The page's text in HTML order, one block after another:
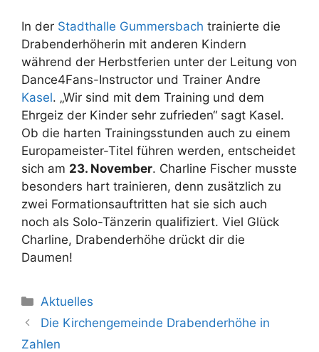
In der Stadthalle Gummersbach trainierte die
Drabenderhöherin mit anderen Kindern
während der Herbstferien unter der Leitung von
Dance4Fans-Instructor und Trainer Andre
Kasel. „Wir sind mit dem Training und dem
Ehrgeiz der Kinder sehr zufrieden“ sagt Kasel.
Ob die harten Trainingsstunden auch zu einem
Europameister-Titel führen werden, entscheidet
sich am 23. November. Charline Fischer musste
besonders hart trainieren, denn zusätzlich zu
zwei Formationsauftritten hat sie sich auch
noch als Solo-Tänzerin qualifiziert. Viel Glück
Charline, Drabenderhöhe drückt dir die
Daumen!
Kategorien
Aktuelles
Die Kirchengemeinde Drabenderhöhe in
Zahlen